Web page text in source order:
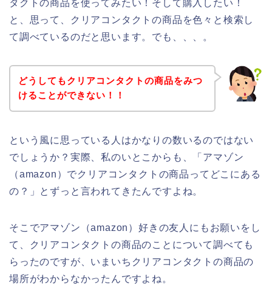
タクトの商品を使ってみたい！そして購入したい！
と、思って、クリアコンタクトの商品を色々と検索し
て調べているのだと思います。でも、、、。
どうしてもクリアコンタクトの商品をみつ
けることができない！！
という風に思っている人はかなりの数いるのではない
でしょうか？実際、私のいとこからも、「アマゾン
（amazon）でクリアコンタクトの商品ってどこにある
の？」とずっと言われてきたんですよね。
そこでアマゾン（amazon）好きの友人にもお願いをし
て、クリアコンタクトの商品のことについて調べても
らったのですが、いまいちクリアコンタクトの商品の
場所がわからなかったんですよね。